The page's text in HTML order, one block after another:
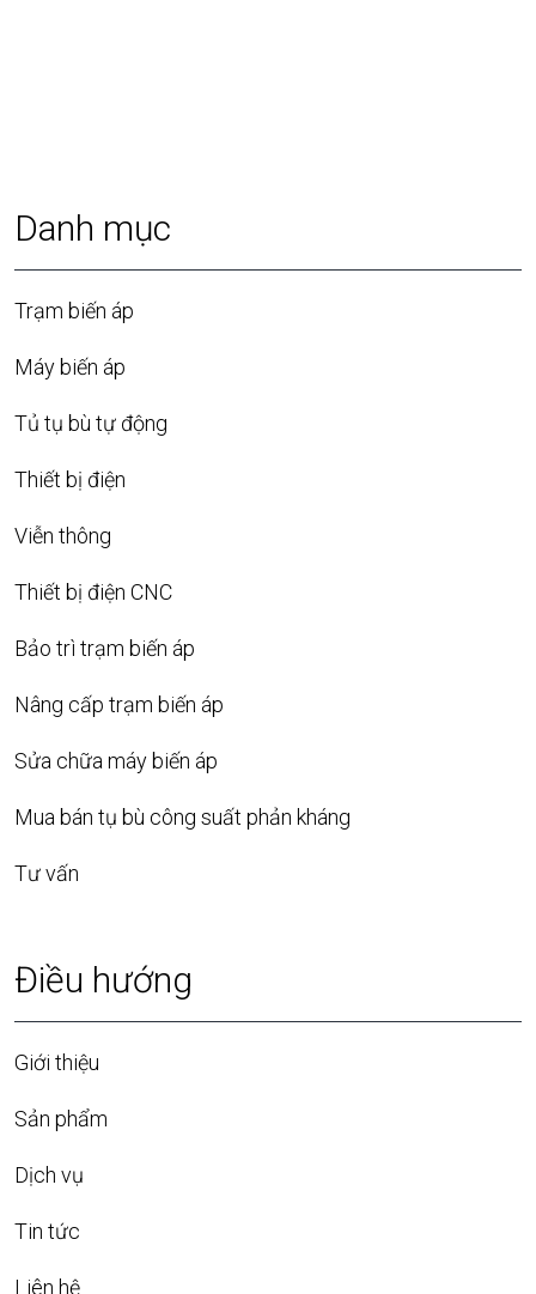
Danh mục
Trạm biến áp
Máy biến áp
Tủ tụ bù tự động
Thiết bị điện
Viễn thông
Thiết bị điện CNC
Bảo trì trạm biến áp
Nâng cấp trạm biến áp
Sửa chữa máy biến áp
Mua bán tụ bù công suất phản kháng
Tư vấn
Điều hướng
Giới thiệu
Sản phẩm
Dịch vụ
Tin tức
Liên hệ